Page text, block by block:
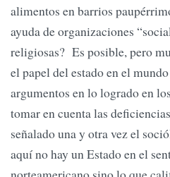
alimentos en barrios
ayuda de organizaciones
religiosas? Es posible, pero
el papel del estado en el
argumentos en lo logrado en
tomar en cuenta las
señalado una y otra vez el
aquí no hay un Estado en el